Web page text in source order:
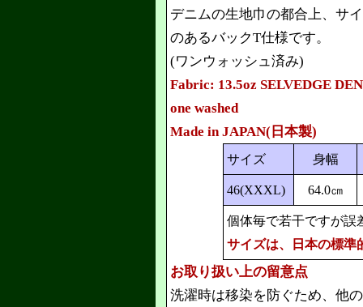
デニムの生地巾の都合上、サ
のあるバックT仕様です。
(ワンウォッシュ済み)
Fabric: 13.5oz SELVEDGE
one washed
Made in JAPAN(日本製)
サイズ
身幅
46(XXXL)
64.0㎝
個体毎で若干ですが誤
サイズは、日本の標準
お取り扱い上の留意点
洗濯時は移染を防ぐため、他